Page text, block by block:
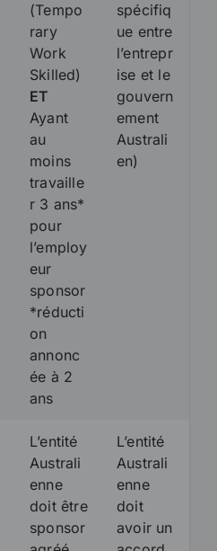
(Tempo
rary
Work
Skilled)
ET
Ayant
au
moins
travaille
r 3 ans*
pour
l’employ
eur
sponsor
*réducti
on
annonc
ée à 2
ans
spécifiq
ue entre
l’entrepr
ise et le
gouvern
ement
Australi
en)
L’entité
Australi
enne
doit être
sponsor
L’entité
Australi
enne
doit
avoir un